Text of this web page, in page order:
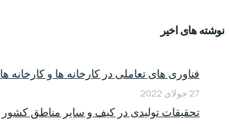
نوشته های اخیر
فناوری های تعاملی در کارخانه ها و کارخانه ها
27 جولای 2022
تحقیقات تولیدی در کیف و سایر مناطق کشور